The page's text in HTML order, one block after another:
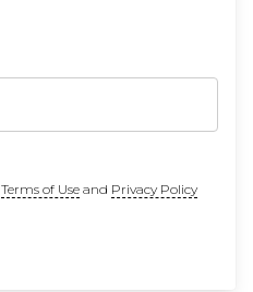
Terms of Useand Privacy Policy